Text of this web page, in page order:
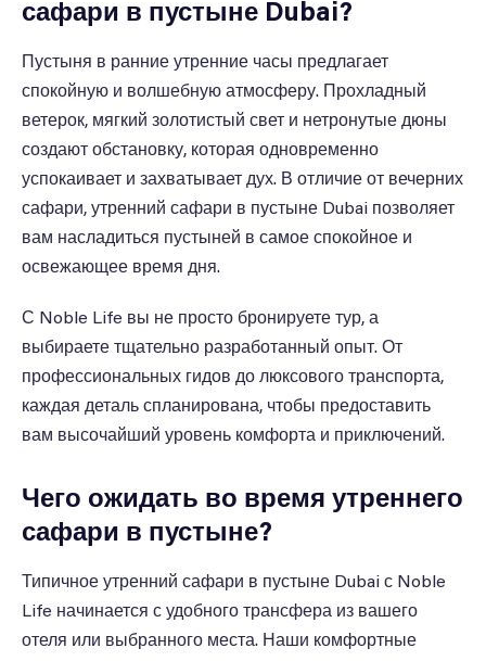
сафари в пустыне Dubai?
Пустыня в ранние утренние часы предлагает
спокойную и волшебную атмосферу. Прохладный
ветерок, мягкий золотистый свет и нетронутые дюны
создают обстановку, которая одновременно
успокаивает и захватывает дух. В отличие от вечерних
сафари, утренний сафари в пустыне Dubai позволяет
вам насладиться пустыней в самое спокойное и
освежающее время дня.
С Noble Life вы не просто бронируете тур, а
выбираете тщательно разработанный опыт. От
профессиональных гидов до люксового транспорта,
каждая деталь спланирована, чтобы предоставить
вам высочайший уровень комфорта и приключений.
Чего ожидать во время утреннего
сафари в пустыне?
Типичное утренний сафари в пустыне Dubai с Noble
Life начинается с удобного трансфера из вашего
отеля или выбранного места. Наши комфортные